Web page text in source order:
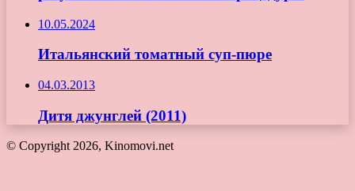
10.05.2024
Итальянский томатный суп-пюре
04.03.2013
Дитя джунглей (2011)
© Copyright 2026, Kinomovi.net